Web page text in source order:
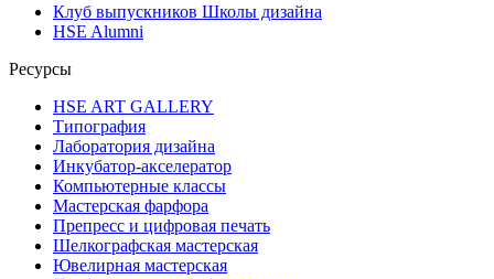
Клуб выпускников Школы дизайна
HSE Alumni
Ресурсы
HSE ART GALLERY
Типография
Лаборатория дизайна
Инкубатор-акселератор
Компьютерные классы
Мастерская фарфора
Препресс и цифровая печать
Шелкографская мастерская
Ювелирная мастерская